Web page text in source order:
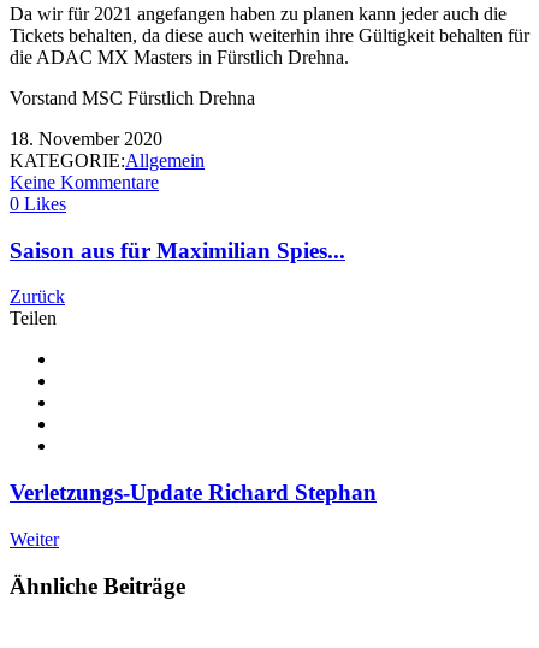
Da wir für 2021 angefangen haben zu planen kann jeder auch die
Tickets behalten, da diese auch weiterhin ihre Gültigkeit behalten für
die ADAC MX Masters in Fürstlich Drehna.
Vorstand MSC Fürstlich Drehna
18. November 2020
KATEGORIE:Allgemein
Keine Kommentare
0 Likes
Saison aus für Maximilian Spies...
Zurück
Teilen
Verletzungs-Update Richard Stephan
Weiter
Ähnliche Beiträge